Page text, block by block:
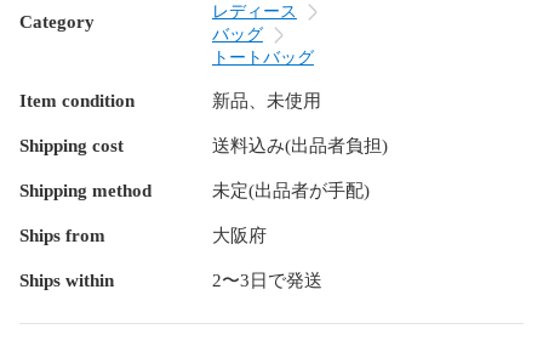
【注意事項】
※商品写真はパソコンのモニター設定や部屋の照明により多少
※生地によっては摩擦や、汗や雨などで濡れたときは他の衣類
や下着に移染する場合がございます。
※機械による生産の為、繋ぎ目の若干のズレやほつれ、接着
跡、形やサイズに多少の誤差が生じる場合がございます。
また、混紡繊維によって生地の織りに他繊維が混紡している
場合もございますが品質上の問題はございません。
ざいます。ご了承下さいませ。
Category
レディース
バッグ
トートバッグ
Item condition 新品、未使用
Shipping cost 送料込み(出品者負担)
Shipping method 未定(出品者が手配)
Ships from 大阪府
Ships within 2〜3日で発送